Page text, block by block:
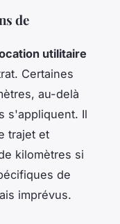
de
utilitaire
Certaines
au-delà
s'appliquent. Il
trajet et
kilomètres si
de
imprévus.